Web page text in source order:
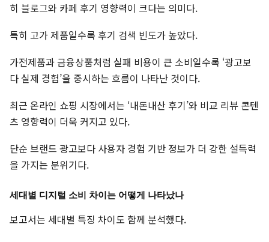
히 블로그와 카페 후기 영향력이 크다는 의미다.
특히 고가 제품일수록 후기 검색 빈도가 높았다.
가전제품과 금융상품처럼 실패 비용이 큰 소비일수록 ‘광고보
다 실제 경험’을 중시하는 흐름이 나타난 것이다.
최근 온라인 쇼핑 시장에서는 ‘내돈내산 후기’와 비교 리뷰 콘텐
츠 영향력이 더욱 커지고 있다.
단순 브랜드 광고보다 사용자 경험 기반 정보가 더 강한 설득력
을 가지는 분위기다.
세대별 디지털 소비 차이는 어떻게 나타났나
보고서는 세대별 특징 차이도 함께 분석했다.